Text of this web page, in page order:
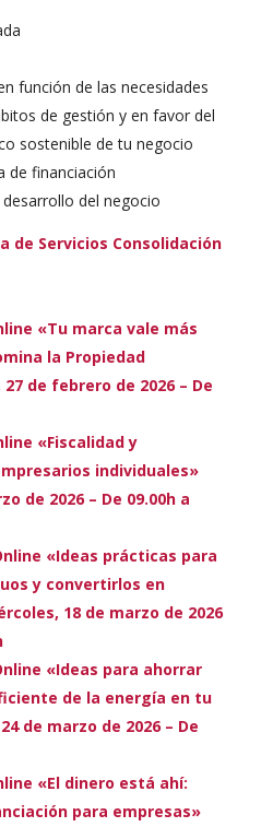
función de las necesidades
de gestión y en favor del
sostenible de tu negocio
de financiación
del negocio
de Servicios Consolidación
«Tu marca vale más
la Propiedad
de febrero de 2026 – De
«Fiscalidad y
individuales»
de 2026 – De 09.00h a
«Ideas prácticas para
y convertirlos en
18 de marzo de 2026
«Ideas para ahorrar
de la energía en tu
de marzo de 2026 – De
«El dinero está ahí:
para empresas»